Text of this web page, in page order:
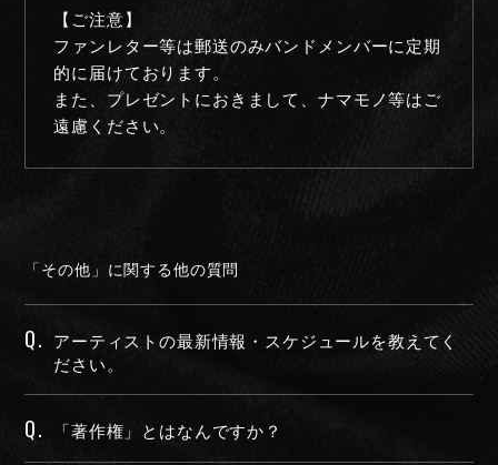
JOIN LOGIN
FAN CLUB INFORMATION
Q&A
【ご注意】
ファンレター等は郵送のみバンドメンバーに定期
的に届けております。
また、プレゼントにおきまして、ナマモノ等はご
遠慮ください。
「その他」に関する他の質問
Q.
アーティストの最新情報・スケジュールを教えてく
ださい。
Q. 「著作権」とはなんですか？